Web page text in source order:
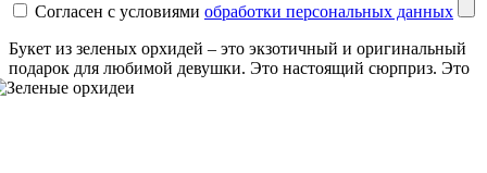
Согласен с условиями обработки персональных данных
Букет из зеленых орхидей – это экзотичный и оригинальный
подарок для любимой девушки. Это настоящий сюрприз. Это